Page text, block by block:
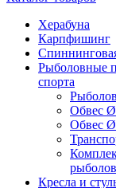
Херабуна
Карпфишинг
Рыболовные
спорта
Обвес
Обвес
Кресла и